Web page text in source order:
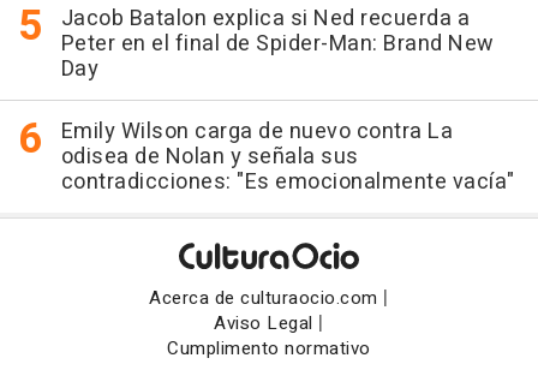
Jacob Batalon explica si Ned recuerda a
Peter en el final de Spider-Man: Brand New
Day
Emily Wilson carga de nuevo contra La
odisea de Nolan y señala sus
contradicciones: "Es emocionalmente vacía"
Acerca de culturaocio.com |
Aviso Legal |
Cumplimento normativo